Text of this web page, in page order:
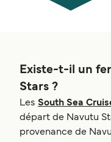
Existe-t-il un
Stars ?
Les South Sea
départ de Navutu
provenance de